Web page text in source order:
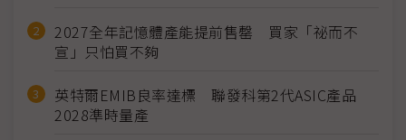
2027全年記憶體產能提前售罄 買家「祕而不
宣」只怕買不夠
英特爾EMIB良率達標 聯發科第2代ASIC產品
2028準時量產